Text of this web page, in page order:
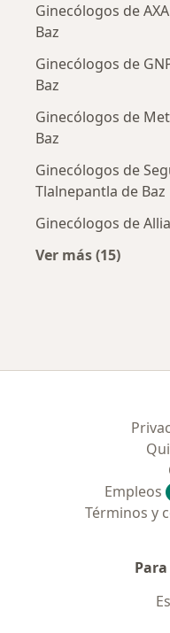
Ginecólogos de
Baz
Ginecólogos de
Baz
Ginecólogos de
Baz
Ginecólogos de
Tlalnepantla de Baz
Ginecólogos de
Ver más (15)
Empleos
Términos y